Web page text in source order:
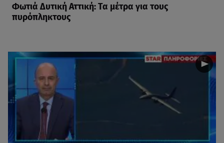
Φωτιά Δυτική Αττική: Τα μέτρα για τους
πυρόπληκτους